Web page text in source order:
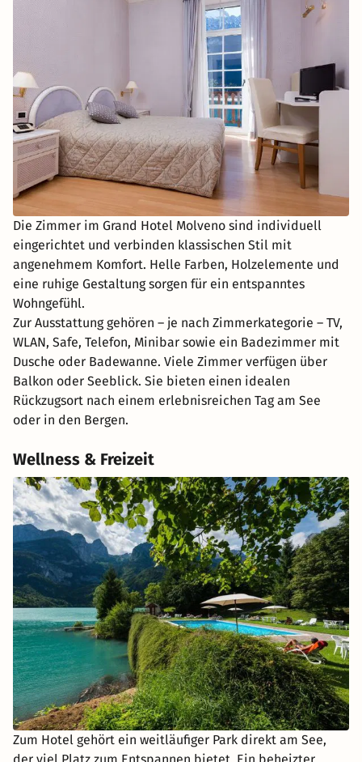
Die Zimmer im Grand Hotel Molveno sind individuell
eingerichtet und verbinden klassischen Stil mit
angenehmem Komfort. Helle Farben, Holzelemente und
eine ruhige Gestaltung sorgen für ein entspanntes
Wohngefühl.
Zur Ausstattung gehören – je nach Zimmerkategorie – TV,
WLAN, Safe, Telefon, Minibar sowie ein Badezimmer mit
Dusche oder Badewanne. Viele Zimmer verfügen über
Balkon oder Seeblick. Sie bieten einen idealen
Rückzugsort nach einem erlebnisreichen Tag am See
oder in den Bergen.
Wellness & Freizeit
Zum Hotel gehört ein weitläufiger Park direkt am See,
der viel Platz zum Entspannen bietet. Ein beheizter